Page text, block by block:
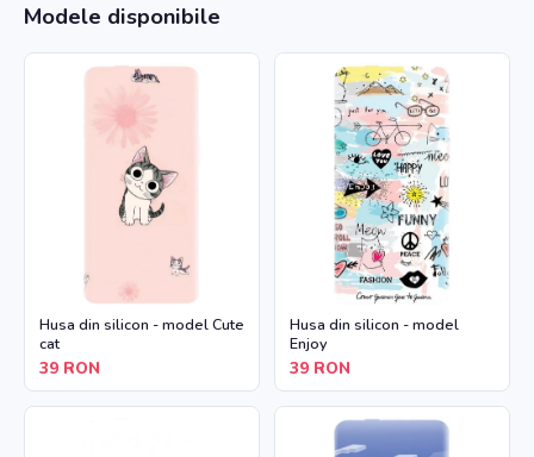
Modele disponibile
Husa din silicon - model Cute
cat
39 RON
Husa din silicon - model
Enjoy
39 RON